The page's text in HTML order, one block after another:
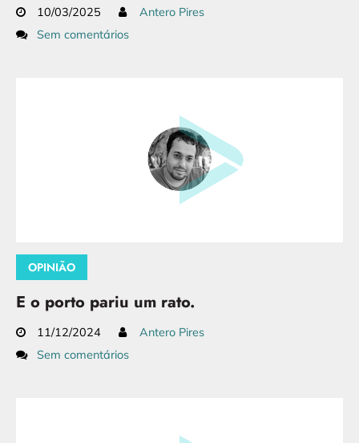
10/03/2025
Antero Pires
Sem comentários
OPINIÃO
E o porto pariu um rato.
11/12/2024
Antero Pires
Sem comentários